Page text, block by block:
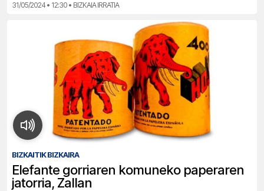
31/05/2024 • 12:30 • BIZKAIA IRRATIA
BIZKAITIK BIZKAIRA
Elefante gorriaren komuneko paperaren
jatorria, Zallan